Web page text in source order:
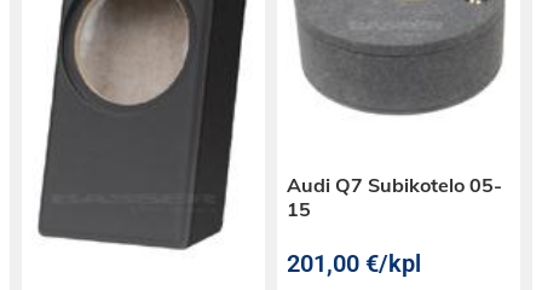
Audi Q7 Subikotelo 05-
15
201,00€/kpl